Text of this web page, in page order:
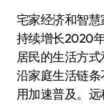
宅家经济和智
持续增长2020
居民的生活方
沿家庭生活链
用加速普及。